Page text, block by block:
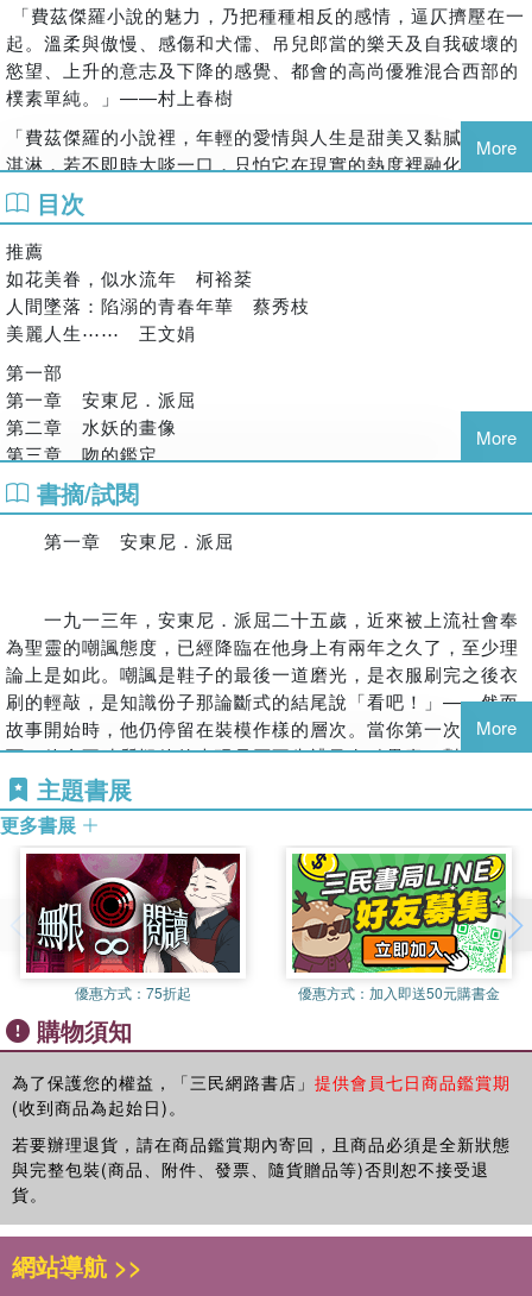
像中的人生，日日參加派對盛宴，過著奢華的上流生活。每
晚，每個細胞都在酒精的催化下飄飄然，自無聊的人生中解
放。但被催化的不只是解脫的快樂，還包含著無聲的侵蝕與衰
朽——彼此的愛情與各自的人生——安東尼不斷酗酒，藉以逃
避開始出錯的人生，而葛羅莉亞逐漸跌入貧困的日常和婚姻的
消磨中，兩人的裂隙日漸加深，混合著痛苦、慾望侵蝕、佔有
與嫉妒。費茲傑羅將自身經歷的繁華放浪與痛苦都投注在這本
小說中。
當美麗的事物達到某種高度以後，就會殞落並消逝無蹤。
外的謝里登營，在一個鄉村俱樂部認識了塞爾達．塞爾（Zelda
Sayre），陷入熱戀。
一九一八年戰爭結束後，他搬到了紐約市，希望能在廣告領域發
展，他曾在Barron Collier廣告公司工作，並向塞爾達．塞爾求婚。
起初塞爾達同意他的求婚，但她後來認為費茲傑羅無法供應她生
活，因而取消婚約。費茲傑羅在一九二○年三月二十日出版處女作
回心轉意，兩人於一九二○年四月三日在紐約結婚。
費茲傑羅曾多次前往歐洲，其中大部分是巴黎和法國里維埃拉，並
與巴黎的美國僑民社區的許多成員成為朋友，尤其是海明威。然
而，海明威與塞爾達並沒有相處得很好，除了在回憶錄《流動的饗
宴》中將她描述為「瘋狂」之外，海明威聲稱塞爾達「鼓勵她的丈
夫喝酒，以分散費茲傑羅的工作。」
除《塵世樂園》外，其他小說的銷量不足以支付他和塞爾達奢華的
紐約名人生活方式。因此費茲傑羅開始替《星期六晚郵報》
（Saturday Evening Post）、《科利爾周刊》（Collier's Weekly）
和《時尚先鋒》（Esquire）等撰寫了大量的短篇小說，賺取高額
稿酬。他自己卻痛恨這些低俗的作品，說全是垃圾。
一九二六年，費茲傑羅受邀前往好萊塢寫劇本，在那裡費茲傑羅遇
見洛伊絲．莫蘭（Lois Moran），並很快發生關係。這次旅行加劇
為了支付醫療費用和女兒的學費，他只得不斷替流行雜誌跟晚報寫
散文、短篇小說，賺稿費過活，稿費高至四千美元一篇。隨後幾
年，塞爾達變得越來越暴力，越受情緒所苦。一九三六年，費茲傑
羅把她安置在北卡羅來納州阿什維爾的高地醫院（Highland
Hospital）。
一九四○年十二月二十二日，聖誕節前夕，費茲傑羅因心臟病發
作，去世於謝菈．葛蘭姆（Sheilah Graham）在好萊塢所住的公
寓。其遺作《最後的大亨》於一九四一年由文學評論家艾德蒙．威
爾森（Edmund Wilson）出版。他的作品深刻呈現了一九二○年代
美國社會的虛華浮靡與精神生活上的空虛，故有「爵士時代的桂冠
詩人」之譽。
譯者簡介
王文娟
台大國際企業學系、台大戲劇研究所畢，目前擔任編劇。曾獲台大
文學獎小說首獎及教育部全國學生文學獎劇本首獎。著作《總統府
園》。
「費茲傑羅小說的魅力，乃把種種相反的感情，逼仄擠壓在一
起。溫柔與傲慢、感傷和犬儒、吊兒郎當的樂天及自我破壞的
慾望、上升的意志及下降的感覺、都會的高尚優雅混合西部的
樸素單純。」——村上春樹
「費茲傑羅的小說裡，年輕的愛情與人生是甜美又黏膩，像冰
淇淋，若不即時大啖一口，只怕它在現實的熱度裡融化了……
或者，吃著吃著，心裡著急了，於是貪婪大口吃下去，吞嚥手
上的一切，來不及明白那味道，來不及記清楚，然後就什麼也
不剩了。追求過的，幾乎到手的，原來都遙不可及，買不到，
留不住。」——國立政治大學新聞系副教授 柯裕棻
「《美麗與毀滅》最大的成就是在於他以一種令人心驚的、具
有衝擊性與毀滅性的、既真實又虛幻的經驗書寫，來描摹刻畫
美與陷溺的拉扯。在費茲傑羅的筆下，生命猶如一段瀕臨深淵
的旅程，藉由因欲望而生的陷溺這個巨大的漩渦將美吸納、麻
痺、淹沒、甚至摧毀。」──國立臺灣大學外國語文學系教
授 蔡秀枝
推薦文
如花美眷，似水流年
人人都說費茲傑羅的小說寫的是「美國夢」，他代表「爵士時
代」的浮華金粉，他筆下的年輕人美麗而且浪蕩，狂舞如同華
燈之下的飛蛾。仔細探究他小說長存的主題，更會發現，美國
夢的背後是無比的失落、悔恨、不斷的破滅和錯過。故事表面
看之下，金錢彷彿像打水漂兒的石頭那樣，扔進水裡去了，美
麗優雅的人物浪擲千金只為了愛情，愛情可貴，金錢可拋。然
後，漸漸地，愛情在人生裡蹉跎了，消失了，銀子仍然水一樣
地流淌出去，這時一切都更卑微了，像水一樣從手中滑失的，
除了金錢、愛情之外還有似水的流年。
費茲傑羅的小說裡，年輕的愛情與人生是甜美又黏膩，像冰淇
淋，若不及時大啖一口，只怕它在現實的熱度裡融化了，流了
下來，沾得滿手都是，非常困窘，非常不堪，於是開始心生厭
惡，想拋開，想找東西擦手，忘了曾經多麼渴望這個滋味。或
者，吃著吃著，心裡著急了，於是貪婪大口吃下去，吞嚥手上
的一切，來不及明白那味道，來不及記清楚，然後就什麼也不
剩了。追求過的，幾乎到手的，原來都遙不可及，買不到，留
不住。
將這個感覺寫得淋漓盡致的人，究竟有怎樣的人生呢？
部偏北的明尼蘇達。可能因為如此，他筆下鮮明的前台一定是
東岸的紐約大都會，笙歌處處，極盡虛榮之能事，但是中西部
More
目次
推薦
如花美眷，似水流年 柯裕棻
人間墜落：陷溺的青春年華 蔡秀枝
美麗人生⋯⋯ 王文娟
第一部
第一章 安東尼．派屈
第二章 水妖的畫像
第三章 吻的鑑定
第二部
第一章 幸福時光
第二章 座談會
第三部
第一章 關於文明
第二章 關於美學
第三章 沒關係！
More
書摘/試閱
第一章 安東尼．派屈
一九一三年，安東尼．派屈二十五歲，近來被上流社會奉
為聖靈的嘲諷態度，已經降臨在他身上有兩年之久了，至少理
論上是如此。嘲諷是鞋子的最後一道磨光，是衣服刷完之後衣
刷的輕敲，是知識份子那論斷式的結尾說「看吧！」——然而
故事開始時，他仍停留在裝模作樣的層次。當你第一次和他見
面，他會不時質疑他的表現是否不失禮又有點愚蠢，對於只能
看見世界表面的膚淺自我感到慚愧，就如同清澈池塘上反光的
浮油般可恥。然而，情況也非一直如此。有時候，他也會認為
自己是年輕人中難得的例外：老練世故、懂得隨機應變，甚
至，比任何他所知道的人還要偉大一點點。
這是他的健康狀態。此時的安東尼既爽朗又討人喜歡，特
別吸引有教養的男士和所有女性的注目。他自信將來自己一定
能有所作為，完成某項安靜而細膩的作品，並得到高度的肯
定，隨著時間達到介於死亡和不朽間的境界，與點點星辰並列
於無邊無際的宇宙。到那個時候，他才真正成為安東尼．派屈
—這個名字不僅忠實描繪他這個人，還傳達了某種傑出而強有
風采——這個人雖意識到可能喪失名譽也要維護名譽，明知勇
敢並非絕對真理但依然堅持勇敢。
安東尼的社會安全感，主要得自於他是亞當．派屈的孫子，其
More
主題書展
更多書展
優惠方式： 75折起 優惠方式： 加入即送50元購書金
購物須知
為了保護您的權益，「三民網路書店」 提供會員七日商品鑑賞期
(收到商品為起始日)。
若要辦理退貨，請在商品鑑賞期內寄回，且商品必須是全新狀態
與完整包裝(商品、附件、發票、隨貨贈品等)否則恕不接受退
貨。
網站導航 >>